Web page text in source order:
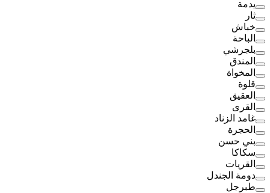
يدمة
ثار
خباش
الباحة
بلجرشي
المندق
المخواة
قلوة
العقيق
القرى
غامد الزناد
الحجرة
بني حسن
سكاكا
القريات
دومة الجندل
طبرجل